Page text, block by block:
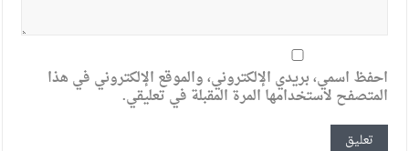
احفظ اسمي، بريدي الإلكتروني، والموقع الإلكتروني في هذا
المتصفح لاستخدامها المرة المقبلة في تعليقي.